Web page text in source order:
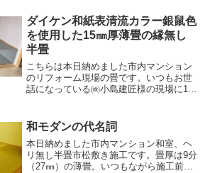
工前、施工後の写真を撮...
ダイケン和紙表清流カラー銀鼠色
を使用した15㎜厚薄畳の縁無し
半畳
こちらは本日納めました市内マンション
のリフォーム現場の畳です。いつもお世
話になっている㈱小島建匠様の現場に15
イケン清流カラー銀鼠色ただでさえ手間
が掛かるヘリ無し半畳...
和モダンの代名詞
本日納めました市内マンション和室、ヘ
リ無し半畳市松敷き施工です。畳厚は9分
（27㎜）の薄畳。いつもながら施工前の